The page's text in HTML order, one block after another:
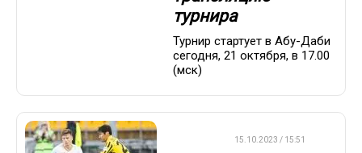
турнира
Турнир стартует в Абу-Даби
сегодня, 21 октября, в 17.00
(мск)
15.10.2023 / 15:51